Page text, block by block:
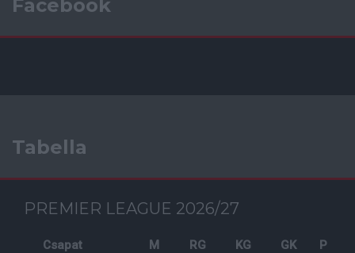
Facebook
Tabella
PREMIER LEAGUE 2026/27
Csapat M RG KG GK P